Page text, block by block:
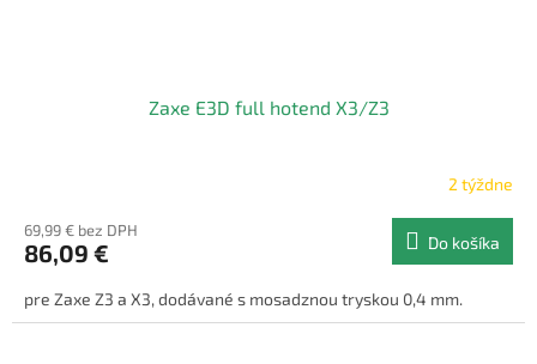
Zaxe E3D full hotend X3/Z3
2 týždne
69,99 € bez DPH
86,09 € Do košíka
pre Zaxe Z3 a X3, dodávané s mosadznou tryskou 0,4 mm.